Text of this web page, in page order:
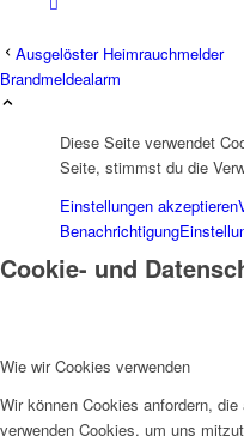
Ausgelöster Heimrauchmelder
Brandmeldealarm
Diese Seite verwendet
Seite, stimmst du die
Einstellungen akzeptieren
Benachrichtigung
Cookie- und
Wie wir Cookies verwenden
Wir können Cookies anfordern,
verwenden Cookies, um uns